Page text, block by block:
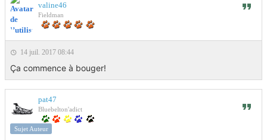
valine46
Fieldman
14 juil. 2017 08:44
Ça commence à bouger!
pat47
Bluebelton'adict
Sujet Auteur